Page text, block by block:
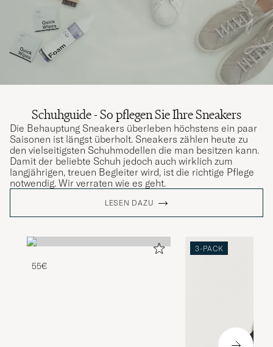
Schuhguide - So pflegen Sie Ihre Sneakers
Die Behauptung Sneakers überleben höchstens ein paar
Saisonen ist längst überholt. Sneakers zählen heute zu
den vielseitigsten Schuhmodellen die man besitzen kann.
Damit der beliebte Schuh jedoch auch wirklich zum
langjährigen, treuen Begleiter wird, ist die richtige Pflege
notwendig. Wir verraten wie es geht.
LESEN DAZU
55€
3-PACK